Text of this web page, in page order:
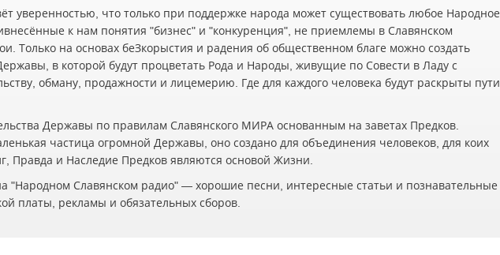
уверенностью, что только при поддержке народа может существовать любое Народное
к нам понятия "бизнес" и "конкуренция", не приемлемы в Славянском
Только на основах беЗкорыстия и радения об общественном благе можно создать
в которой будут процветать Рода и Народы, живущие по Совести в Ладу с
обману, продажности и лицемерию. Где для каждого человека будут раскрыты пути
Державы по правилам Славянского МИРА основанным на заветах Предков.
частица огромной Державы, оно создано для объединения человеков, для коих
Правда и Наследие Предков являются основой Жизни.
"Народном Славянском радио" — хорошие песни, интересные статьи и познавательные
платы, рекламы и обязательных сборов.